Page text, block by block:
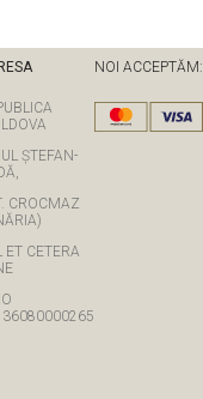
ȘTEFAN-
CROCMAZ
ET CETERA
NOI ACCEPTĂM: